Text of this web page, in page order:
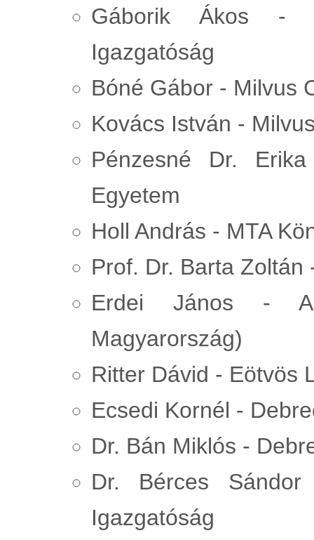
Gáborik Ákos -
Igazgatóság
Bóné Gábor - Milvus
Kovács István -
Pénzesné Dr.
Egyetem
Holl András - MTA
Prof. Dr. Barta
Erdei János -
Magyarország)
Ritter Dávid - Eötvös
Ecsedi Kornél -
Dr. Bán Miklós -
Dr. Bérces
Igazgatóság